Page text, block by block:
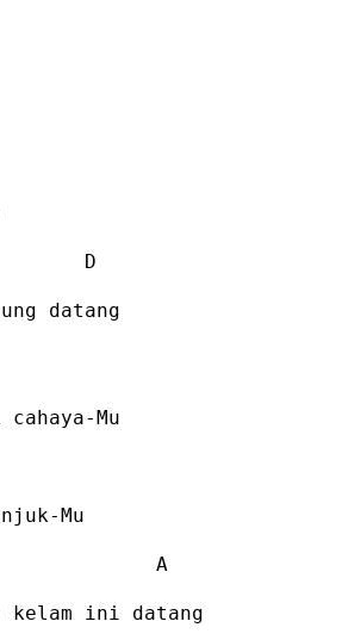
D
datang
Mu
Mu
A
kelam ini datang